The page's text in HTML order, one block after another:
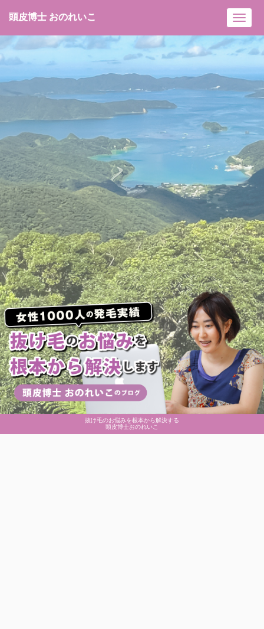
抜け毛のお悩みを根本から解決する
頭皮博士おのれいこ
頭皮博士 おのれいこ